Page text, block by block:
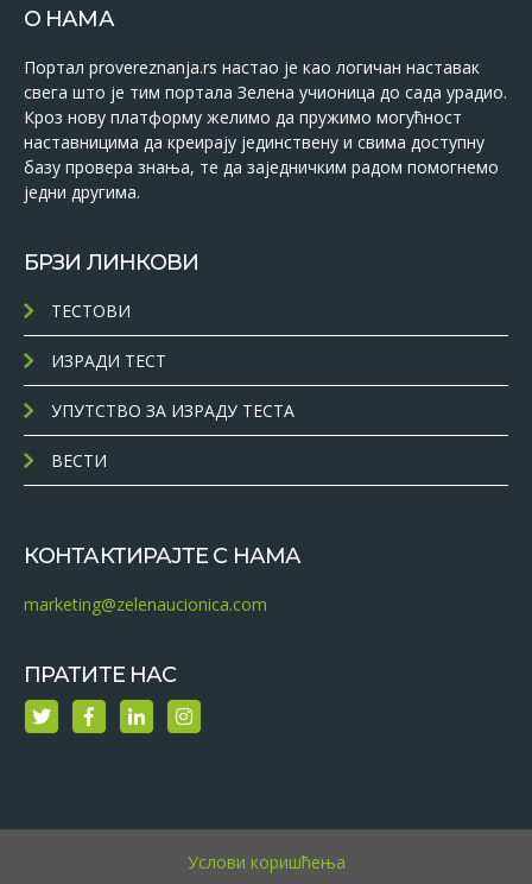
О НАМА
Портал provereznanja.rs настао је као логичан наставак
свега што је тим портала Зелена учионица до сада урадио.
Кроз нову платформу желимо да пружимо могућност
наставницима да креирају јединствену и свима доступну
базу провера знања, те да заједничким радом помогнемо
једни другима.
БРЗИ ЛИНКОВИ
ТЕСТОВИ
ИЗРАДИ ТЕСТ
УПУТСТВО ЗА ИЗРАДУ ТЕСТА
ВЕСТИ
КОНТАКТИРАЈТЕ С НАМА
marketing@zelenaucionica.com
ПРАТИТЕ НАС
Услови коришћења